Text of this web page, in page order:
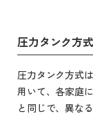
圧力タンク方式
圧力タンク方式
用いて、各家庭
と同じで、異な